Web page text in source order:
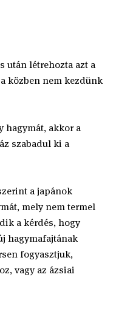
után létrehozta azt a
közben nem kezdünk
akkor a
szabadul ki a
a japánok
mely nem termel
a kérdés, hogy
hagymafajtának
fogyasztjuk,
vagy az ázsiai